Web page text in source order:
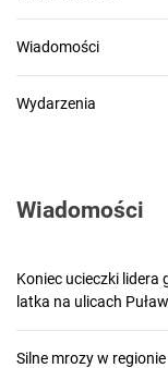
Wiadomości
Wydarzenia
Wiadomości
Koniec ucieczki lidera
latka na ulicach Puław
Silne mrozy w